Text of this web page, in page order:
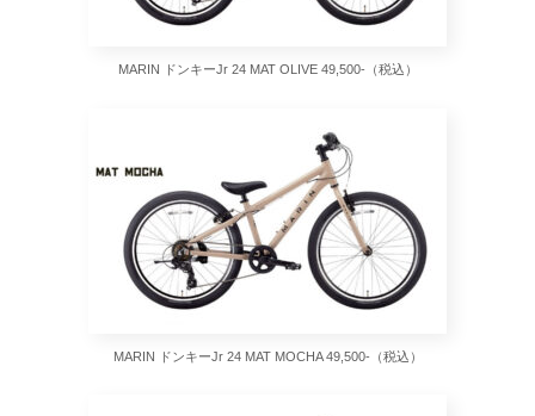
MARIN ドンキーJr 24 MAT OLIVE 49,500-（税込）
MARIN ドンキーJr 24 MAT MOCHA 49,500-（税込）